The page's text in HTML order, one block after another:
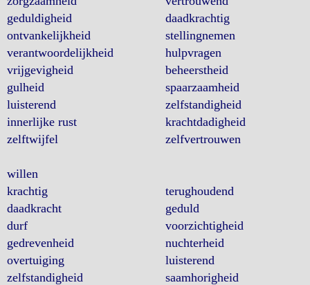
geduldigheid
ontvankelijkheid
verantwoordelijkheid
vrijgevigheid
gulheid
luisterend
innerlijke rust
zelftwijfel
willen
krachtig
daadkracht
durf
gedrevenheid
overtuiging
zelfstandigheid
daadkrachtig
stellingnemen
hulpvragen
beheerstheid
spaarzaamheid
zelfstandigheid
krachtdadigheid
zelfvertrouwen
terughoudend
geduld
voorzichtigheid
nuchterheid
luisterend
saamhorigheid